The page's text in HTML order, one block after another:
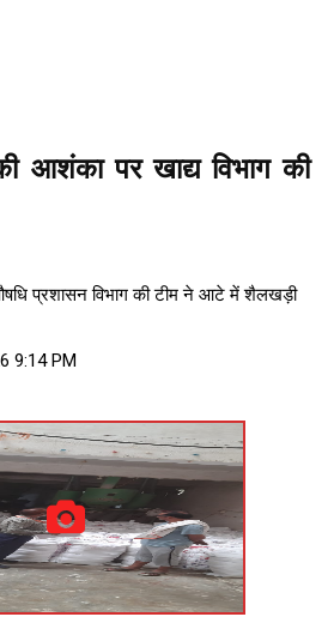
आशंका पर खाद्य विभाग की
प्रशासन विभाग की टीम ने आटे में शैलखड़ी
9:14 PM